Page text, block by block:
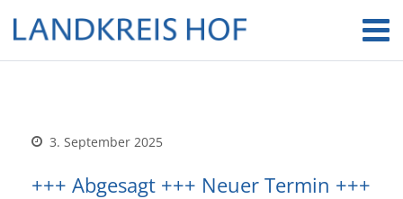
3. September 2025
+++ Abgesagt +++ Neuer Termin +++